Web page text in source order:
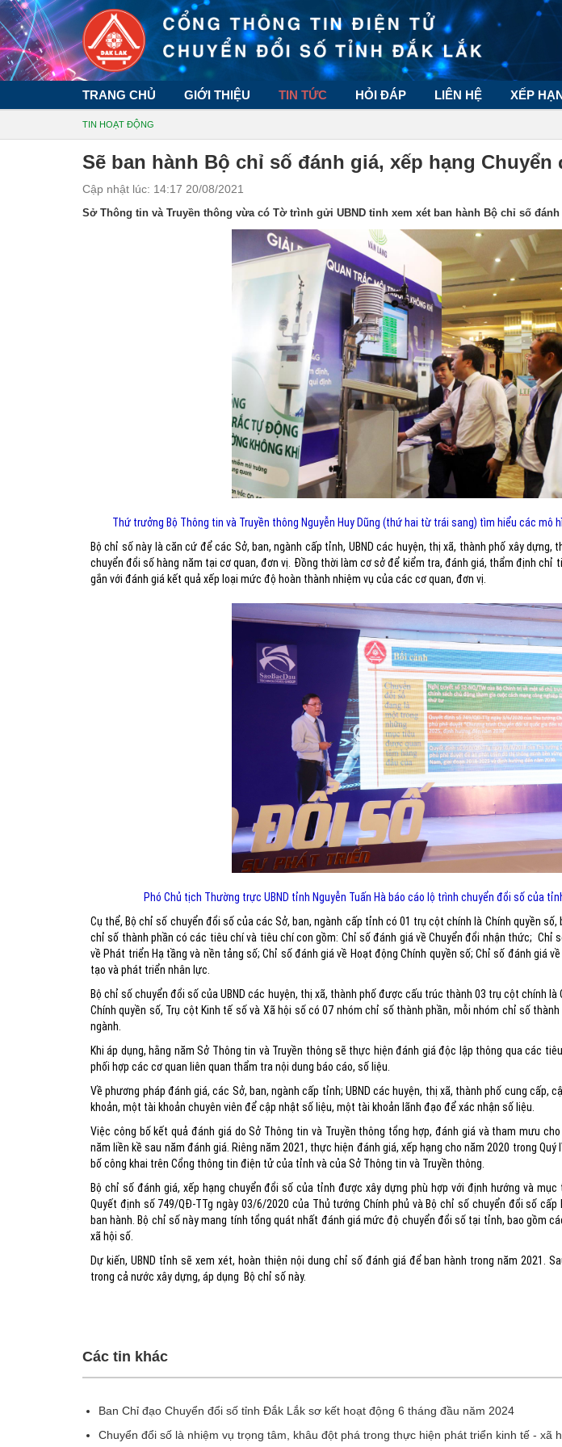
TRANG CHỦ GIỚI THIỆU TIN TỨC HỎI ĐÁP LIÊN HỆ XẾP
TIN HOẠT ĐỘNG
Sẽ ban hành Bộ chỉ số đánh giá, xếp hạng
Cập nhật lúc: 14:17 20/08/2021
Sở Thông tin và Truyền thông vừa có Tờ trình gửi UBND tỉnh xem xét ban hành Bộ chỉ số
Thứ trưởng Bộ Thông tin và Truyền thông Nguyễn Huy Dũng (thứ hai từ trái sang) tìm hiểu các mô
Bộ chỉ số này là căn cứ để các Sở, ban, ngành cấp tỉnh, UBND các huyện, thị xã, thành phố xây dựng,
chuyển đổi số hàng năm tại cơ quan, đơn vị. Đồng thời làm cơ sở để kiểm tra, đánh giá, thẩm định chỉ
gắn với đánh giá kết quả xếp loại mức độ hoàn thành nhiệm vụ của các cơ quan, đơn vị.
Phó Chủ tịch Thường trực UBND tỉnh Nguyễn Tuấn Hà báo cáo lộ trình chuyển đổi số của
Cụ thể, Bộ chỉ số chuyển đổi số của các Sở, ban, ngành cấp tỉnh có 01 trụ cột chính là Chính quyền
chỉ số thành phần có các tiêu chí và tiêu chí con gồm: Chỉ số đánh giá về Chuyển đổi nhận thức; Chỉ
về Phát triển Hạ tầng và nền tảng số; Chỉ số đánh giá về Hoạt động Chính quyền số; Chỉ số đánh giá
tạo và phát triển nhân lực.
Bộ chỉ số chuyển đổi số của UBND các huyện, thị xã, thành phố được cấu trúc thành 03 trụ cột chính
Chính quyền số, Trụ cột Kinh tế số và Xã hội số có 07 nhóm chỉ số thành phần, mỗi nhóm chỉ số
ngành.
Khi áp dụng, hằng năm Sở Thông tin và Truyền thông sẽ thực hiện đánh giá độc lập thông qua các
phối hợp các cơ quan liên quan thẩm tra nội dung báo cáo, số liệu.
Về phương pháp đánh giá, các Sở, ban, ngành cấp tỉnh; UBND các huyện, thị xã, thành phố cung cấp,
khoản, một tài khoản chuyên viên để cập nhật số liệu, một tài khoản lãnh đạo để xác nhận số liệu.
Việc công bố kết quả đánh giá do Sở Thông tin và Truyền thông tổng hợp, đánh giá và tham mưu
năm liền kề sau năm đánh giá. Riêng năm 2021, thực hiện đánh giá, xếp hạng cho năm 2020 trong
bố công khai trên Cổng thông tin điện tử của tỉnh và của Sở Thông tin và Truyền thông.
Bộ chỉ số đánh giá, xếp hạng chuyển đổi số của tỉnh được xây dựng phù hợp với định hướng và
Quyết định số 749/QĐ-TTg ngày 03/6/2020 của Thủ tướng Chính phủ và Bộ chỉ số chuyển đổi số
ban hành. Bộ chỉ số này mang tính tổng quát nhất đánh giá mức độ chuyển đổi số tại tỉnh, bao gồm
xã hội số.
Dự kiến, UBND tỉnh sẽ xem xét, hoàn thiện nội dung chỉ số đánh giá để ban hành trong năm 2021.
trong cả nước xây dựng, áp dụng Bộ chỉ số này.
Các tin khác
Ban Chỉ đạo Chuyển đổi số tỉnh Đắk Lắk sơ kết hoạt động 6 tháng đầu năm 2024
Chuyển đổi số là nhiệm vụ trọng tâm, khâu đột phá trong thực hiện phát triển kinh tế - xã